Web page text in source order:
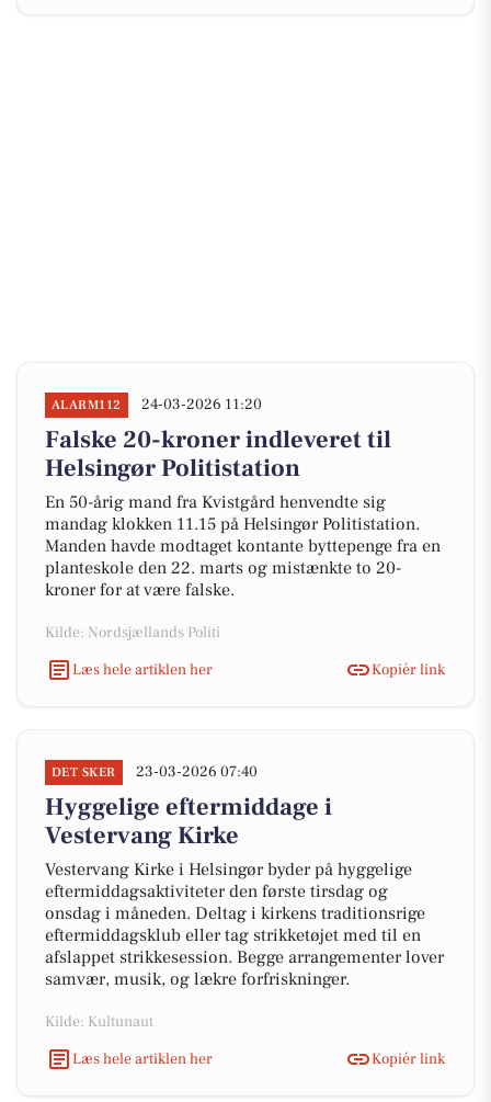
ALARM112 24-03-2026 11:20
Falske 20-kroner indleveret til
Helsingør Politistation
En 50-årig mand fra Kvistgård henvendte sig
mandag klokken 11.15 på Helsingør Politistation.
Manden havde modtaget kontante byttepenge fra en
planteskole den 22. marts og mistænkte to 20-
kroner for at være falske.
Kilde: Nordsjællands Politi
Læs hele artiklen her
Kopiér link
DET SKER 23-03-2026 07:40
Hyggelige eftermiddage i
Vestervang Kirke
Vestervang Kirke i Helsingør byder på hyggelige
eftermiddagsaktiviteter den første tirsdag og
onsdag i måneden. Deltag i kirkens traditionsrige
eftermiddagsklub eller tag strikketøjet med til en
afslappet strikkesession. Begge arrangementer lover
samvær, musik, og lækre forfriskninger.
Kilde: Kultunaut
Læs hele artiklen her
Kopiér link